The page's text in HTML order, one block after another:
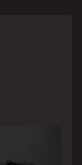
saiba